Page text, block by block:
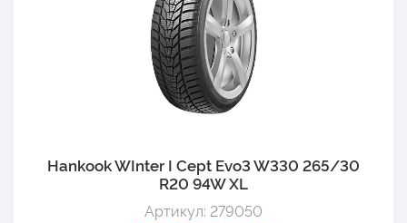
Hankook WInter I Cept Evo3 W330 265/30
R20 94W XL
Артикул: 279050